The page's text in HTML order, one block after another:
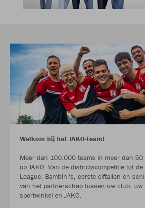
Welkom bij het JAKO-team!
Meer dan 100.000 teams in meer dan 50
op JAKO. Van de districtscompetitie tot de
League. Bambini's, eerste elftallen en
van het partnerschap tussen uw club, uw
sportwinkel en JAKO.